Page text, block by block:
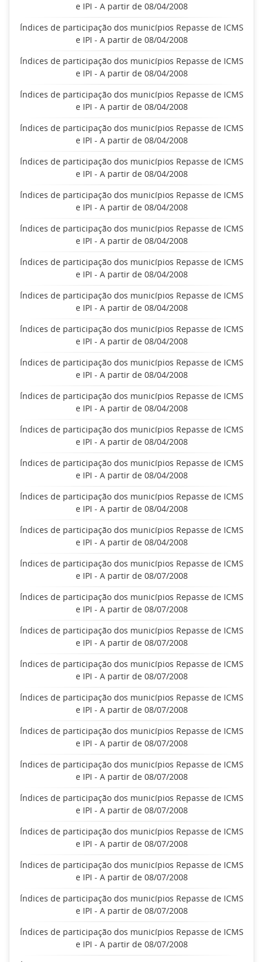
e IPI - A partir de 08/04/2008
Índices de participação dos municípios Repasse de ICMS
e IPI - A partir de 08/04/2008
Índices de participação dos municípios Repasse de ICMS
e IPI - A partir de 08/04/2008
Índices de participação dos municípios Repasse de ICMS
e IPI - A partir de 08/04/2008
Índices de participação dos municípios Repasse de ICMS
e IPI - A partir de 08/04/2008
Índices de participação dos municípios Repasse de ICMS
e IPI - A partir de 08/04/2008
Índices de participação dos municípios Repasse de ICMS
e IPI - A partir de 08/04/2008
Índices de participação dos municípios Repasse de ICMS
e IPI - A partir de 08/04/2008
Índices de participação dos municípios Repasse de ICMS
e IPI - A partir de 08/04/2008
Índices de participação dos municípios Repasse de ICMS
e IPI - A partir de 08/04/2008
Índices de participação dos municípios Repasse de ICMS
e IPI - A partir de 08/04/2008
Índices de participação dos municípios Repasse de ICMS
e IPI - A partir de 08/04/2008
Índices de participação dos municípios Repasse de ICMS
e IPI - A partir de 08/04/2008
Índices de participação dos municípios Repasse de ICMS
e IPI - A partir de 08/04/2008
Índices de participação dos municípios Repasse de ICMS
e IPI - A partir de 08/04/2008
Índices de participação dos municípios Repasse de ICMS
e IPI - A partir de 08/04/2008
Índices de participação dos municípios Repasse de ICMS
e IPI - A partir de 08/04/2008
Índices de participação dos municípios Repasse de ICMS
e IPI - A partir de 08/07/2008
Índices de participação dos municípios Repasse de ICMS
e IPI - A partir de 08/07/2008
Índices de participação dos municípios Repasse de ICMS
e IPI - A partir de 08/07/2008
Índices de participação dos municípios Repasse de ICMS
e IPI - A partir de 08/07/2008
Índices de participação dos municípios Repasse de ICMS
e IPI - A partir de 08/07/2008
Índices de participação dos municípios Repasse de ICMS
e IPI - A partir de 08/07/2008
Índices de participação dos municípios Repasse de ICMS
e IPI - A partir de 08/07/2008
Índices de participação dos municípios Repasse de ICMS
e IPI - A partir de 08/07/2008
Índices de participação dos municípios Repasse de ICMS
e IPI - A partir de 08/07/2008
Índices de participação dos municípios Repasse de ICMS
e IPI - A partir de 08/07/2008
Índices de participação dos municípios Repasse de ICMS
e IPI - A partir de 08/07/2008
Índices de participação dos municípios Repasse de ICMS
e IPI - A partir de 08/07/2008